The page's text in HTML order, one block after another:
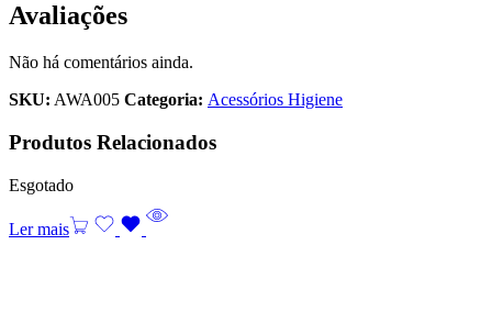
Avaliações
Não há comentários ainda.
SKU: AWA005 Categoria: Acessórios Higiene
Produtos Relacionados
Esgotado
Ler mais